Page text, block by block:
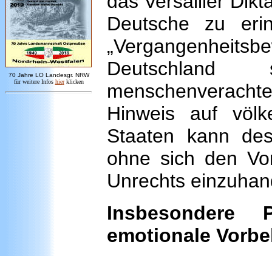
70 Jahre LO Landesgr. NRW
für weitere Infos hier klicken
Deutsche zu
Hinweis auf
Staaten kann
ohne sich den
Unrechts
Insbesondere
emotionale